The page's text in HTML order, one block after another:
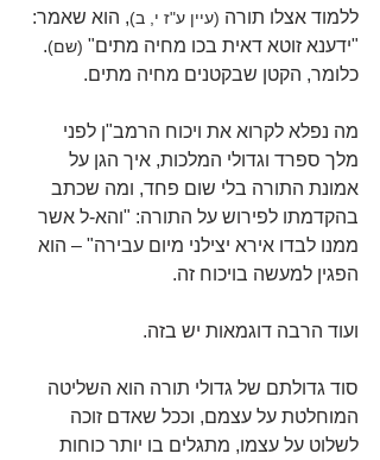
ללמוד אצלו תורה (עיין ע"ז י, ב), הוא שאמר:
"ידענא זוטא דאית בכו מחיה מתים" (שם).
כלומר, הקטן שבקטנים מחיה מתים.
מה נפלא לקרוא את ויכוח הרמב"ן לפני
מלך ספרד וגדולי המלכות, איך הגן על
אמונת התורה בלי שום פחד, ומה שכתב
בהקדמתו לפירוש על התורה: "והא-ל אשר
ממנו לבדו אירא יצילני מיום עבירה" – הוא
הפגין למעשה בויכוח זה.
ועוד הרבה דוגמאות יש בזה.
סוד גדולתם של גדולי תורה הוא השליטה
המוחלטת על עצמם, וככל שאדם זוכה
לשלוט על עצמו, מתגלים בו יותר כוחות